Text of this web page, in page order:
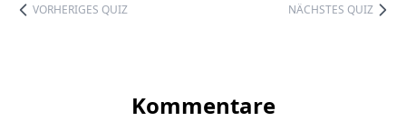
VORHERIGES QUIZ NÄCHSTES QUIZ
Kommentare